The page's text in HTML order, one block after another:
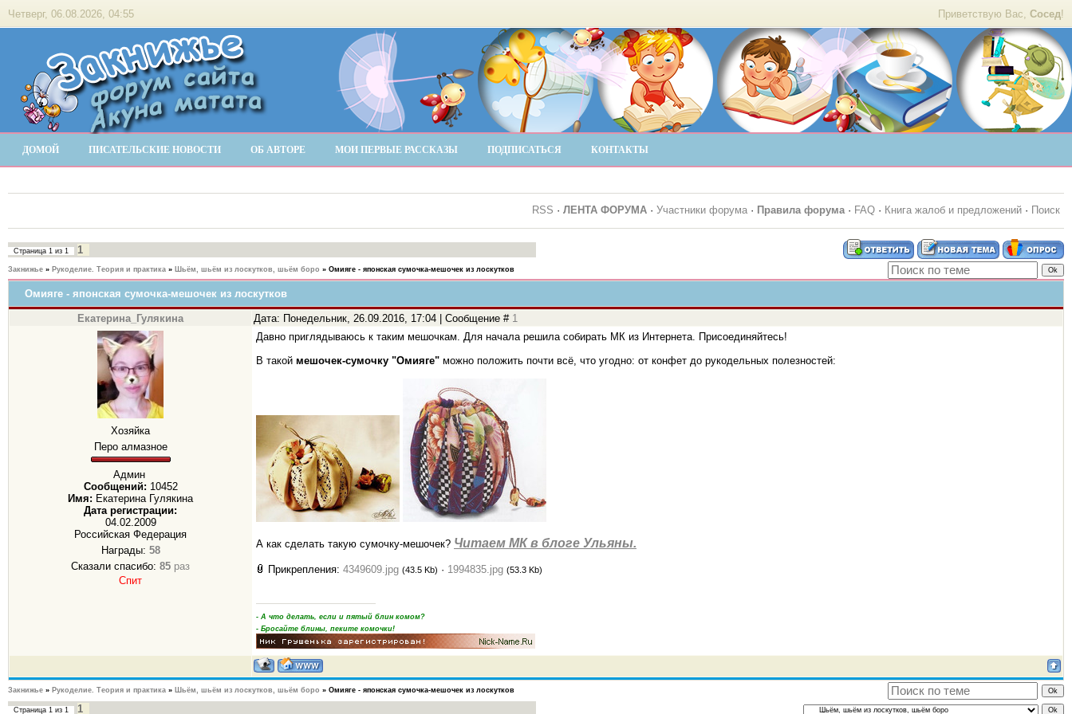
Приветствую Вас, Сосед!
Четверг, 06.08.2026, 04:55
ДОМОЙ ПИСАТЕЛЬСКИЕ НОВОСТИ ОБ АВТОРЕ МОИ ПЕРВЫЕ РАССКАЗЫ ПОДПИСАТЬСЯ КОНТАКТЫ
RSS · ЛЕНТА ФОРУМА · Участники форума · Правила форума· FAQ · Книга жалоб и предложений · Поиск
Страница 1 из 1 1
Закнижье » Рукоделие. Теория и практика » Шьём, шьём из лоскутков, шьём боро » Омияге - японская сумочка-мешочек из лоскутков
Омияге - японская сумочка-мешочек из лоскутков
Екатерина_Гулякина Дата: Понедельник, 26.09.2016, 17:04 | Сообщение # 1
Хозяйка
Перо алмазное
Админ
Сообщений: 10452
Имя: Екатерина Гулякина
Дата регистрации:
04.02.2009
Российская Федерация
Награды: 58
Сказали спасибо: 85 раз
Спит
Давно приглядываюсь к таким мешочкам. Для начала решила собирать МК из Интернета. Присоединяйтесь!
В такой мешочек-сумочку "Омияге" можно положить почти всё, что угодно: от конфет до рукодельных полезностей:
А как сделать такую сумочку-мешочек? Читаем МК в блоге Ульяны.
Прикрепления: 4349609.jpg (43.5 Kb) · 1994835.jpg (53.3 Kb)
- А что делать, если и пятый блин комом?
- Бросайте блины, пеките комочки!
Закнижье » Рукоделие. Теория и практика » Шьём, шьём из лоскутков, шьём боро » Омияге - японская сумочка-мешочек из лоскутков
Страница 1 из 1 1